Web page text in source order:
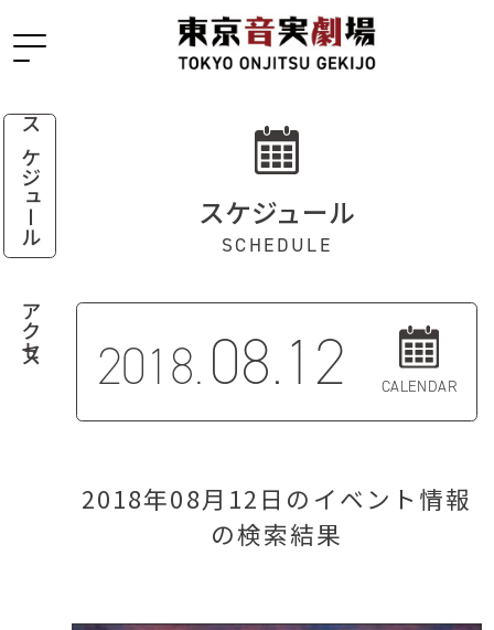
スケジュール
アクセス
スケジュール
SCHEDULE
2018.08.12 CALENDAR
2018年08月12日のイベント情報
の検索結果